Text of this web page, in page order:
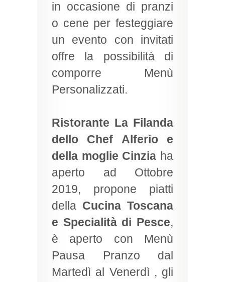
in occasione di pranzi
o cene per festeggiare
un evento con invitati
offre la possibilità di
comporre Menù
Personalizzati.
Ristorante La Filanda
dello Chef Alferio e
della moglie Cinzia ha
aperto ad Ottobre
2019, propone piatti
della Cucina Toscana
e Specialità di Pesce,
è aperto con Menù
Pausa Pranzo dal
Martedì al Venerdì , gli